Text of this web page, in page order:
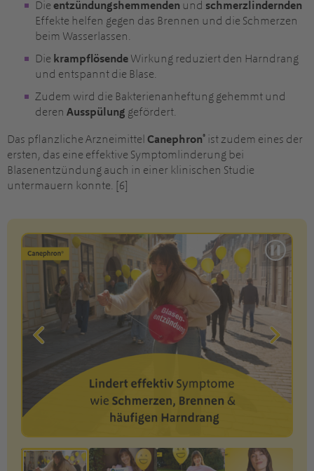
Die entzündungshemmenden und schmerzlindernden
Effekte helfen gegen das Brennen und die Schmerzen
beim Wasserlassen.
Die krampflösende Wirkung reduziert den Harndrang
und entspannt die Blase.
Zudem wird die Bakterienanheftung gehemmt und
deren Ausspülung gefördert.
Das pflanzliche Arzneimittel Canephron® ist zudem eines der
ersten, das eine effektive Symptomlinderung bei
Blasenentzündung auch in einer klinischen Studie
untermauern konnte. [6]